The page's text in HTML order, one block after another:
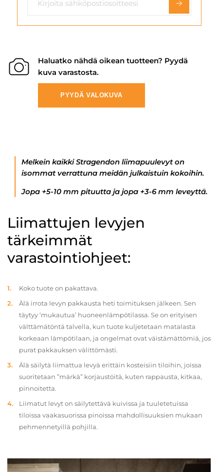
Haluatko nähdä oikean tuotteen? Pyydä
kuva varastosta.
PYYDÄ VALOKUVA
Melkein kaikki Stragendon liimapuulevyt on
isommat verrattuna meidän julkaistuin kokoihin.
Jopa +5-10 mm pituutta ja jopa +3-6 mm leveyttä.
Liimattujen levyjen
tärkeimmät
varastointiohjeet:
Koko tuote on pakattava.
Älä irrota levyn pakkausta heti toimituksen jälkeen. Sen
täytyy ‘mukautua’ huoneenlämpötilassa. Se on erityisen
välttämätöntä talvella, kun tuote kuljetetaan matalasta
korkeaan lämpötilaan, ja ongelmat ovat väistämättömiä, jos
purat pakkauksen välittömästi.
Älä säilytä liimattua levyä erittäin kosteisiin tiloihin, joissa
suoritetaan ”märkä” korjaustöitä, kuten rappausta, kitkaa,
pinnoitetta.
Liimatut levyt on säilytettävä kuivissa ja tuuletetuissa
tiloissa vaakasuorissa pinoissa mahdollisuuksien mukaan
pehmennetyillä pohjilla.